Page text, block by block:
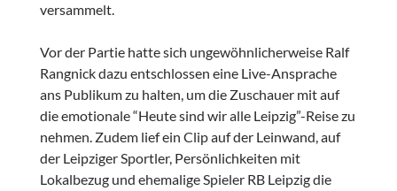
versammelt.
Vor der Partie hatte sich ungewöhnlicherweise Ralf
Rangnick dazu entschlossen eine Live-Ansprache
ans Publikum zu halten, um die Zuschauer mit auf
die emotionale “Heute sind wir alle Leipzig”-Reise zu
nehmen. Zudem lief ein Clip auf der Leinwand, auf
der Leipziger Sportler, Persönlichkeiten mit
Lokalbezug und ehemalige Spieler RB Leipzig die